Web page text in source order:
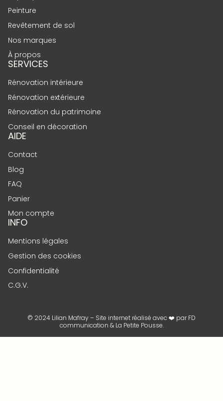
Peinture
Revêtement de sol
Nos marques
À propos
SERVICES
Rénovation intérieure
Rénovation extérieure
Rénovation du patrimoine
Conseil en décoration
AIDE
Contact
Blog
FAQ
Panier
Mon compte
INFO
Mentions légales
Gestion des cookies
Confidentialité
C.G.V.
© 2024 Lilian Mafray – Site internet réalisé avec ❤️ parFD
communication & La Petite Pousse.